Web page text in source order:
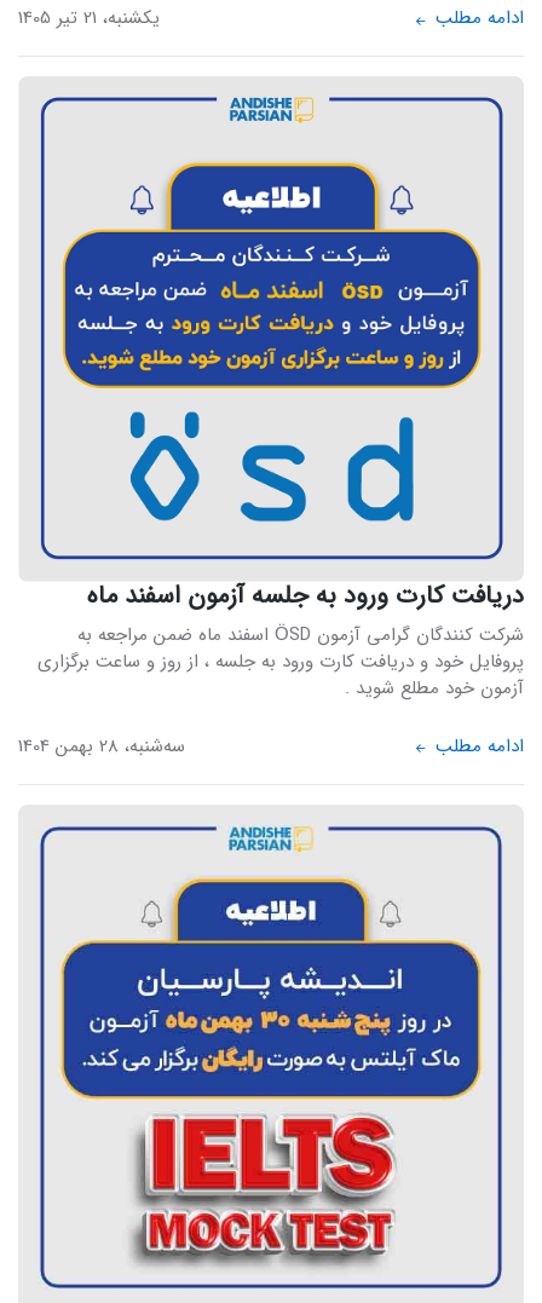
ادامه مطلب
یکشنبه، 21 تیر 1405
دریافت کارت ورود به جلسه آزمون اسفند ماه
شرکت کنندگان گرامی آزمون ÖSD اسفند ماه ضمن مراجعه به
پروفایل خود و دریافت کارت ورود به جلسه ، از روز و ساعت برگزاری
آزمون خود مطلع شوید .
ادامه مطلب
سه‌شنبه، 28 بهمن 1404